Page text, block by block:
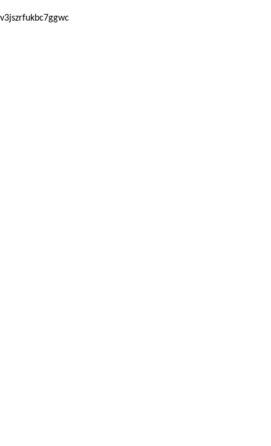
v3jszrfukbc7ggwc